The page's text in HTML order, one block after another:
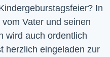
In
Vater und seinen
wird auch ordentlich
herzlich eingeladen zur